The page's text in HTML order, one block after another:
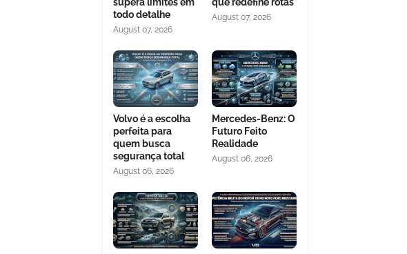
todo detalhe
August 07, 2026
August 07, 2026
Volvo é a escolha
perfeita para
quem busca
segurança total
August 06, 2026
Mercedes-Benz: O
Futuro Feito
Realidade
August 06, 2026